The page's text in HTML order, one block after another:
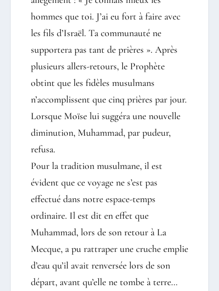
hommes que toi. J’ai eu fort à faire avec
les fils d’Israël. Ta communauté ne
supportera pas tant de prières ». Après
plusieurs allers-retours, le Prophète
obtint que les fidèles musulmans
n’accomplissent que cinq prières par jour.
Lorsque Moïse lui suggéra une nouvelle
diminution, Muhammad, par pudeur,
refusa.
Pour la tradition musulmane, il est
évident que ce voyage ne s’est pas
effectué dans notre espace-temps
ordinaire. Il est dit en effet que
Muhammad, lors de son retour à La
Mecque, a pu rattraper une cruche emplie
d’eau qu’il avait renversée lors de son
départ, avant qu’elle ne tombe à terre…